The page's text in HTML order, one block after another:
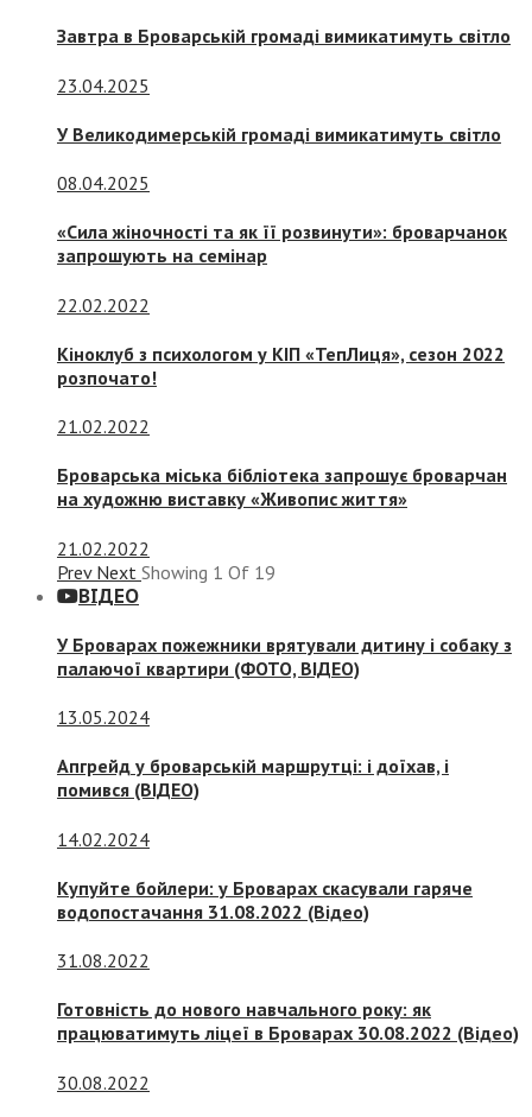
Завтра в Броварській громаді вимикатимуть світло
23.04.2025
У Великодимерській громаді вимикатимуть світло
08.04.2025
«Сила жіночності та як її розвинути»: броварчанок
запрошують на семінар
22.02.2022
Кіноклуб з психологом у КІП «ТепЛиця», сезон 2022
розпочато!
21.02.2022
Броварська міська бібліотека запрошує броварчан
на художню виставку «Живопис життя»
21.02.2022
Prev Next Showing 1 Of 19
ВІДЕО
У Броварах пожежники врятували дитину і собаку з
палаючої квартири (ФОТО, ВІДЕО)
13.05.2024
Апгрейд у броварській маршрутці: і доїхав, і
помився (ВІДЕО)
14.02.2024
Купуйте бойлери: у Броварах скасували гаряче
водопостачання 31.08.2022 (Відео)
31.08.2022
Готовність до нового навчального року: як
працюватимуть ліцеї в Броварах 30.08.2022 (Відео)
30.08.2022